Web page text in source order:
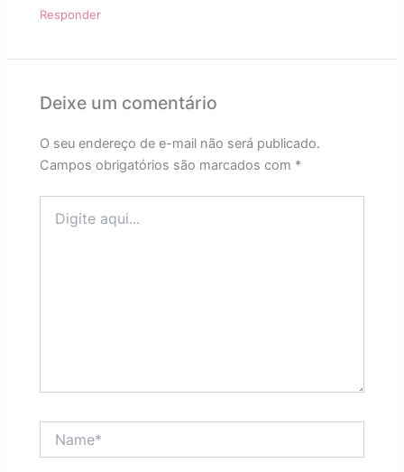
Responder
Deixe um comentário
O seu endereço de e-mail não será publicado.
Campos obrigatórios são marcados com *
aqui...